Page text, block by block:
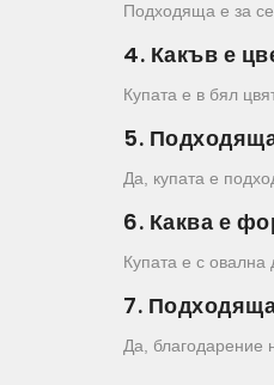
Подходяща е за
4. Какъв е
Купата е в бял
5.
Да, купата е
6. Каква е
Купата е с
7.
Да, благодарение